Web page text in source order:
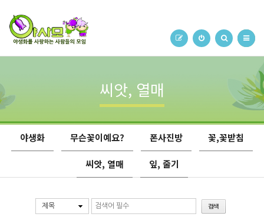
씨앗, 열매
야생화 무슨꽃이예요? 폰사진방 꽃,꽃받침
씨앗, 열매 잎, 줄기
제목